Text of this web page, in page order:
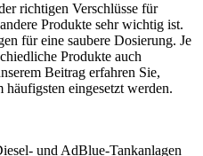
richtigen Verschlüsse für
Produkte sehr wichtig ist.
für eine saubere Dosierung. Je
Produkte auch
Beitrag erfahren Sie,
häufigsten eingesetzt werden.